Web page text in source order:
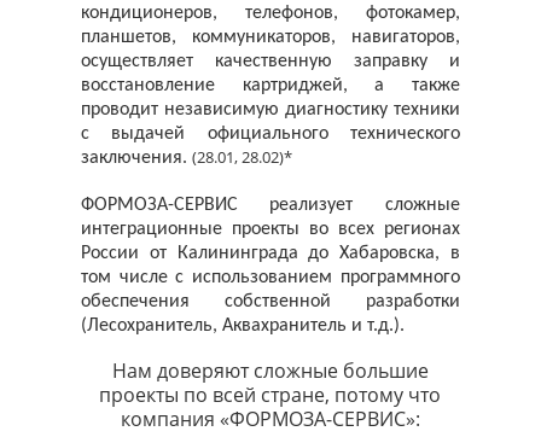
кондиционеров, телефонов, фотокамер,
планшетов, коммуникаторов, навигаторов,
осуществляет качественную заправку и
восстановление картриджей, а также
проводит независимую диагностику техники
с выдачей официального технического
заключения.(28.01, 28.02)*
ФОРМОЗА-СЕРВИС реализует сложные
интеграционные проекты во всех регионах
России от Калининграда до Хабаровска, в
том числе с использованием программного
обеспечения собственной разработки
(Лесохранитель, Аквахранитель и т.д.).
Нам доверяют сложные большие
проекты по всей стране, потому что
компания «ФОРМОЗА-СЕРВИС»: